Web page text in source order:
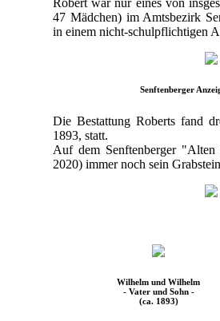
Robert war nur eines von
47 Mädchen) im Amtsbezirk
in einem nicht-schulpflichtigen
Senftenberger
Die Bestattung Roberts fand
1893, statt.
Auf dem Senftenberger
2020) immer noch sein
Wilhelm und Wilhelm
- Vater und Sohn -
(ca. 1893)